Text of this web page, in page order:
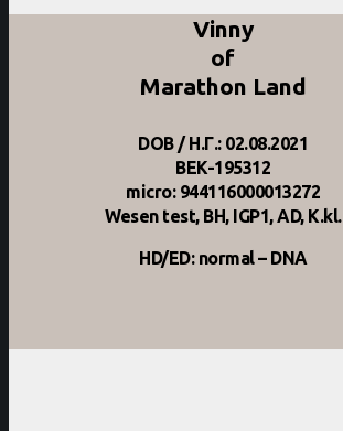
Vinny
of
Marathon Land
DOB / Η.Γ.: 02.08.2021
BEK-195312
micro: 944116000013272
Wesen test, BH, IGP1, AD, K.kl.
HD/ED: normal – DNA